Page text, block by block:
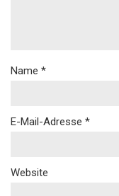
Name *
E-Mail-Adresse *
Website